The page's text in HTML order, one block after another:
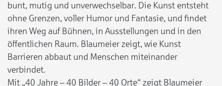
bunt, mutig und unverwechselbar. Die Kunst entsteht
ohne Grenzen, voller Humor und Fantasie, und findet
ihren Weg auf Bühnen, in Ausstellungen und in den
öffentlichen Raum. Blaumeier zeigt, wie Kunst
Barrieren abbaut und Menschen miteinander
verbindet.
Mit „40 Jahre – 40 Bilder – 40 Orte“ zeigt Blaumeier